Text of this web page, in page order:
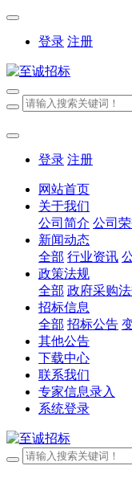
登录 注册
登录 注册
网站首页
关于我们
公司简介 公司
新闻动态
全部 行业资讯
政策法规
全部 政府采购
招标信息
全部 招标公告
其他公告
下载中心
联系我们
专家信息录入
系统登录